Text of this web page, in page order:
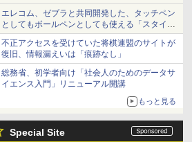
広告」対策強化を要請 著名人の写真や映像を
使った投資詐欺などへの対策として
エレコム、ゼブラと共同開発した、タッチペン
としてもボールペンとしても使える「スタイラ
スツーウェイ」発売 iPadにも紙にも、持ち替
えずに書き込める
不正アクセスを受けていた将棋連盟のサイトが
復旧、情報漏えいは「痕跡なし」
総務省、初学者向け「社会人のためのデータサ
イエンス入門」リニューアル開講
もっと見る
Special Site